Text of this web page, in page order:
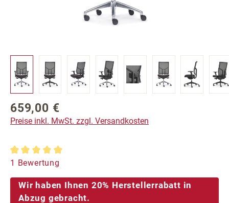
Regulärer Preis:
659,00 €
Preise inkl. MwSt. zzgl. Versandkosten
Durchschnittliche Bewertung von 5 von 5 Sternen
1 Bewertung
Wir haben Ihnen 20% Herstellerrabatt in
Abzug gebracht.